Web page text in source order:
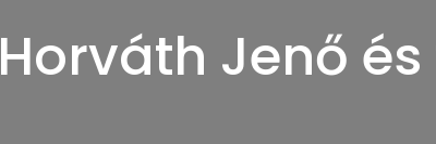
Horváth Jenő